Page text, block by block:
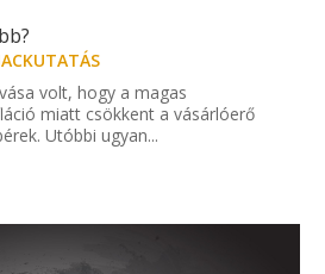
volt, hogy a magas
miatt csökkent a vásárlóerő
Utóbbi ugyan...